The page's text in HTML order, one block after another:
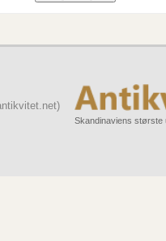
Skandinaviens største